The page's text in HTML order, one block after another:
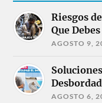
Riesgos
Que
AGOSTO 9,
AGOSTO 6,